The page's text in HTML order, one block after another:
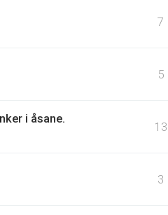
7
5
i åsane.
13
3